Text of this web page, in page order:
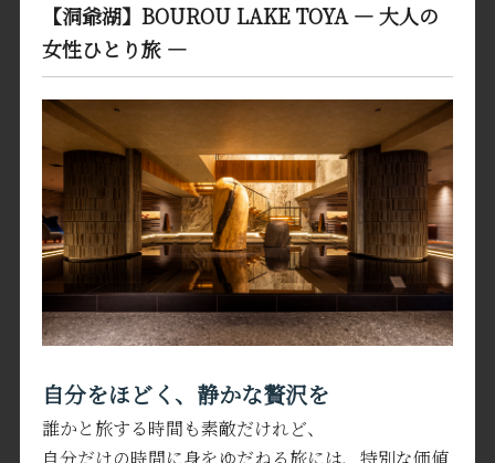
【洞爺湖】BOUROU LAKE TOYA — 大人の
女性ひとり旅 —
自分をほどく、静かな贅沢を
誰かと旅する時間も素敵だけれど、